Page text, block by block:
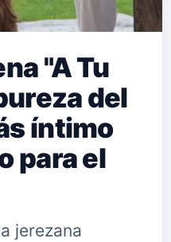
"A Tu
del
íntimo
para el
jerezana